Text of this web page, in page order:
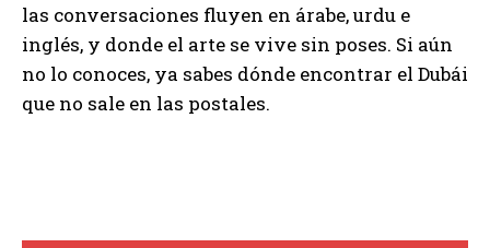
las conversaciones fluyen en árabe, urdu e
inglés, y donde el arte se vive sin poses. Si aún
no lo conoces, ya sabes dónde encontrar el Dubái
que no sale en las postales.